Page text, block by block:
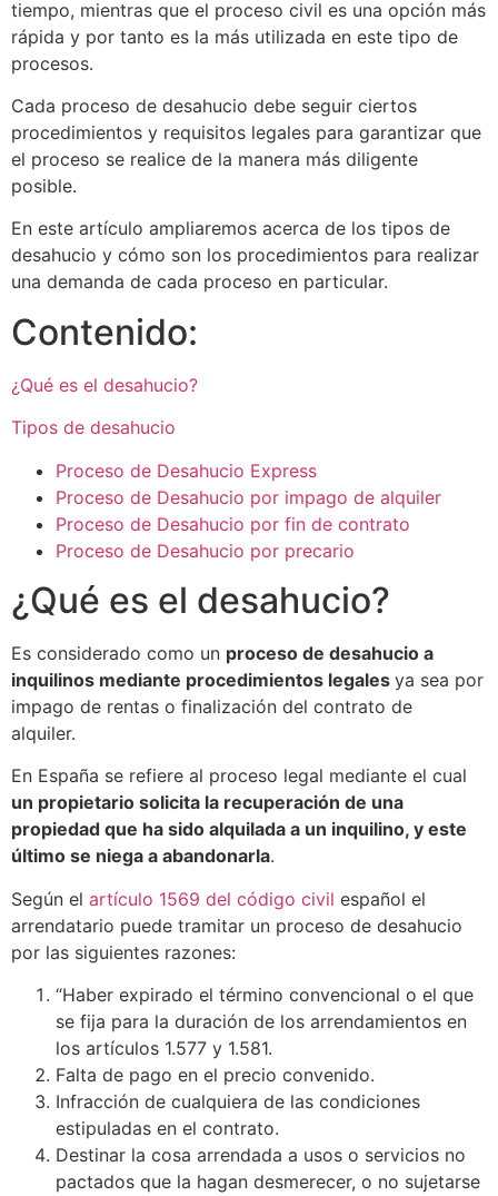
tiempo, mientras que el proceso civil es una opción más
rápida y por tanto es la más utilizada en este tipo de
procesos.
Cada proceso de desahucio debe seguir ciertos
procedimientos y requisitos legales para garantizar que
el proceso se realice de la manera más diligente
posible.
En este artículo ampliaremos acerca de los tipos de
desahucio y cómo son los procedimientos para realizar
una demanda de cada proceso en particular.
Contenido:
¿Qué es el desahucio?
Tipos de desahucio
Proceso de Desahucio Express
Proceso de Desahucio por impago de alquiler
Proceso de Desahucio por fin de contrato
Proceso de Desahucio por precario
¿Qué es el desahucio?
Es considerado como un proceso de desahucio a
inquilinos mediante procedimientos legales ya sea por
impago de rentas o finalización del contrato de
alquiler.
En España se refiere al proceso legal mediante el cual
un propietario solicita la recuperación de una
propiedad que ha sido alquilada a un inquilino, y este
último se niega a abandonarla.
Según el artículo 1569 del código civil español el
arrendatario puede tramitar un proceso de desahucio
por las siguientes razones:
“Haber expirado el término convencional o el que
se fija para la duración de los arrendamientos en
los artículos 1.577 y 1.581.
Falta de pago en el precio convenido.
Infracción de cualquiera de las condiciones
estipuladas en el contrato.
Destinar la cosa arrendada a usos o servicios no
pactados que la hagan desmerecer, o no sujetarse